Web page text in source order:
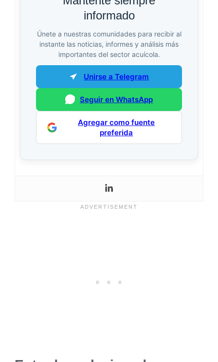
informado
Únete a nuestras comunidades para recibir al
instante las noticias, informes y análisis más
importantes del sector acuícola.
Unirse a Telegram
Seguir en WhatsApp
Agregar como fuente
preferida